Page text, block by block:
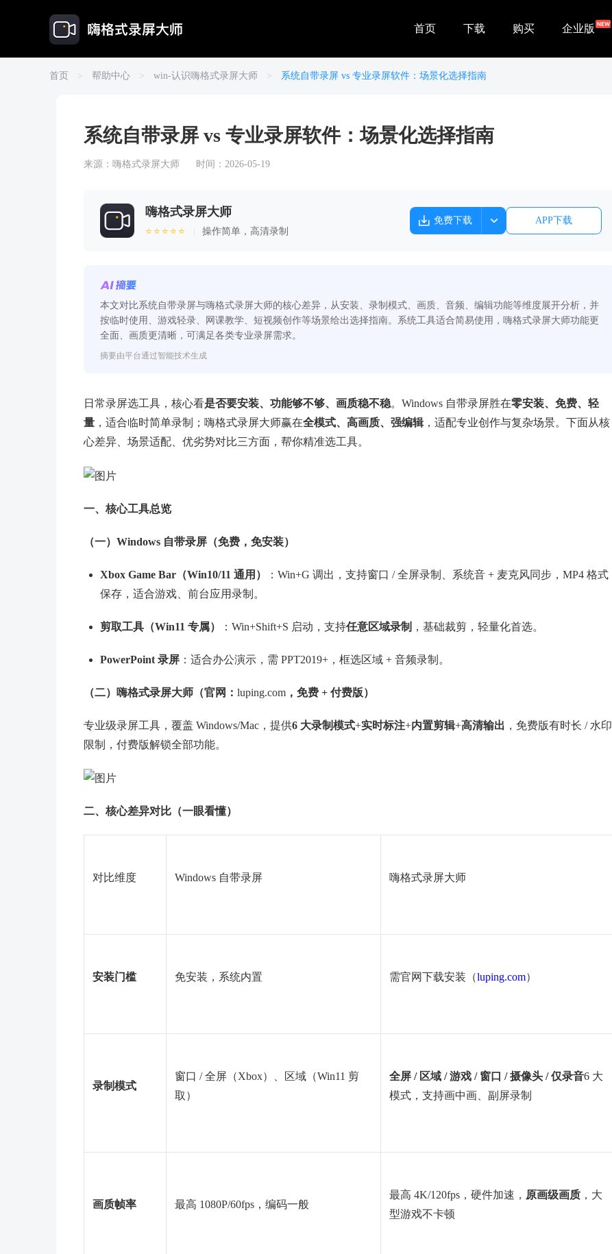
首页 下载 购买 企业版
首页 > 帮助中心 > win-认识嗨格式录屏大师 > 系统自带录屏 vs 专业录屏软件：场景化选择指南
系统自带录屏 vs 专业录屏软件：场景化选择指南
来源： 嗨格式录屏大师 时间：2026-05-19
嗨格式录屏大师
⭐⭐⭐⭐⭐ 操作简单，高清录制
免费下载 APP下载
本文对比系统自带录屏与嗨格式录屏大师的核心差异，从安装、录制模式、画质、音频、编辑功能等维度展开分析，并
按临时使用、游戏轻录、网课教学、短视频创作等场景给出选择指南。系统工具适合简易使用，嗨格式录屏大师功能更
全面、画质更清晰，可满足各类专业录屏需求。
摘要由平台通过智能技术生成
日常录屏选工具，核心看是否要安装、功能够不够、画质稳不稳。Windows 自带录屏胜在零安装、免费、轻
量 ，适合临时简单录制；嗨格式录屏大师赢在全模式、高画质、强编辑，适配专业创作与复杂场景。下面从核
心差异、场景适配、优劣势对比三方面，帮你精准选工具。
一、核心工具总览
（一）Windows 自带录屏（免费，免安装）
Xbox Game Bar（Win10/11 通用）
：Win+G 调出，支持窗口 / 全屏录制、系统音 + 麦克风同步，MP4 格式
保存，适合游戏、前台应用录制。
剪取工具（Win11 专属） ：Win+Shift+S 启动，支持任意区域录制 ，基础裁剪，轻量化首选。
PowerPoint 录屏 ：适合办公演示，需 PPT2019+，框选区域 + 音频录制。
（二）嗨格式录屏大师（官网： luping.com ，免费 + 付费版）
专业级录屏工具，覆盖 Windows/Mac，提供6 大录制模式+实时标注+内置剪辑+高清输出 ，免费版有时长 / 水印
限制，付费版解锁全部功能。
二、核心差异对比（一眼看懂）
对比维度 Windows 自带录屏 嗨格式录屏大师
安装门槛 免安装，系统内置 需官网下载安装（luping.com）
录制模式
窗口 / 全屏（Xbox）、区域（Win11 剪
取）
全屏 / 区域 / 游戏 / 窗口 / 摄像头 / 仅录音6 大
模式，支持画中画、副屏录制
画质帧率 最高 1080P/60fps，编码一般
最高 4K/120fps，硬件加速， 原画级画质 ，大
型游戏不卡顿